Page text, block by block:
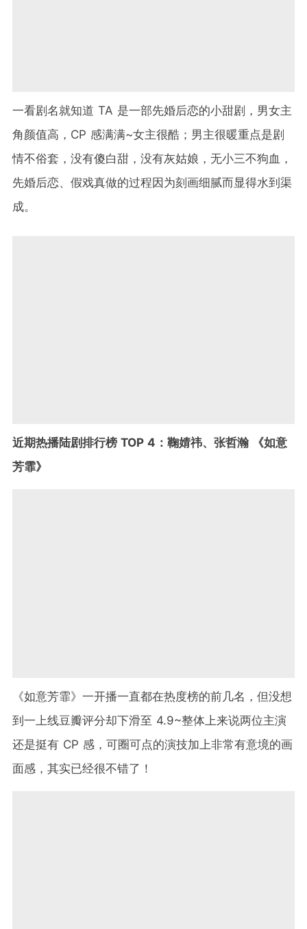
一看剧名就知道 TA 是一部先婚后恋的小甜剧，男女主
角颜值高，CP 感满满~女主很酷；男主很暖重点是剧
情不俗套，没有傻白甜，没有灰姑娘，无小三不狗血，
先婚后恋、假戏真做的过程因为刻画细腻而显得水到渠
成。
近期热播陆剧排行榜 TOP 4：鞠婧祎、张哲瀚 《如意
芳霏》
《如意芳霏》一开播一直都在热度榜的前几名，但没想
到一上线豆瓣评分却下滑至 4.9~整体上来说两位主演
还是挺有 CP 感，可圈可点的演技加上非常有意境的画
面感，其实已经很不错了！